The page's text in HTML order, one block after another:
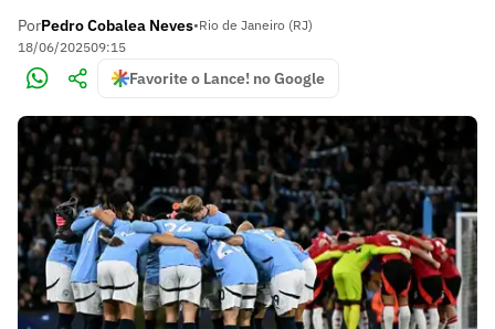
PorPedro Cobalea Neves•Rio de Janeiro (RJ)
18/06/202509:15
Favorite o Lance! no Google